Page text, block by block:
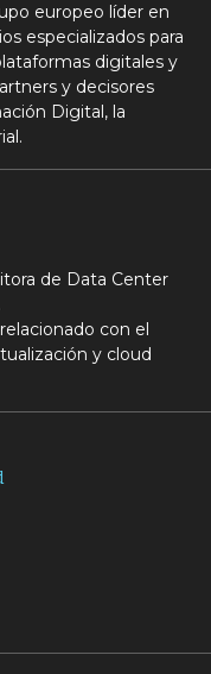
europeo líder en
especializados para
digitales y
y decisores
Digital, la
de Data Center
con el
y cloud